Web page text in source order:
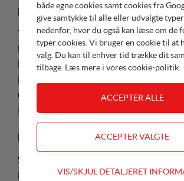
Produkter og sites
Tima
Hondapower
Honda Marine
Cramer
Remarc
Læs og
Værd at
Reservedele
Søg priser
Lister og tegninger
Service
Ejerlogin
både egne cookies samt cookies fra
give samtykke til alle eller udvalgte
nedenfor, hvor du også kan læse om de
typer cookies. Vi bruger en cookie til at
valg. Du kan til enhver tid trække dit
tilbage. Læs mere i vores cookie-politik
Teknisk
VIS/SKJUL DETALJERET